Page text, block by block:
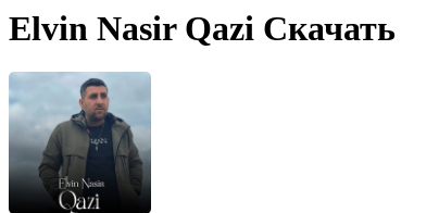
Elvin Nasir Qazi Скачать